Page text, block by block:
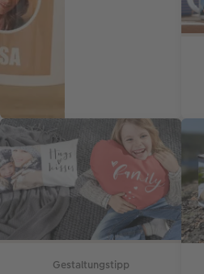
Gestaltungstipp